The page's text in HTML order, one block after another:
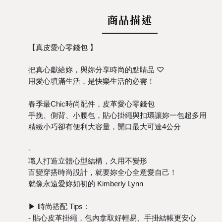
商品描述
【真皮愛心零錢包 】
把真心獻給妳，與妳分享時尚的點睛品 ♡
用愛心填滿生活，是快樂生活的必需！
春季最Chic時尚配件，皮革愛心零錢包
手挽、側背、小腰包， 貼心掛繩與扣環讓妳一包超多用
精緻小巧卻有便利大容量， 開口最大可達4公分
-
職人打造立體心型結構，久用不變形
百變穿搭時尚設計， 就要妳全心全意愛自己 ！
就像永遠愛妳如初的 Kimberly Lynn
▶︎ 時尚搭配 Tips：
- 貼心皮革掛繩，包內拿取好輕易、手掛結帳更安心